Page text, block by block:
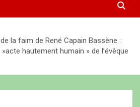
la faim de René Capain Bassène :
hautement humain » de l’évêque